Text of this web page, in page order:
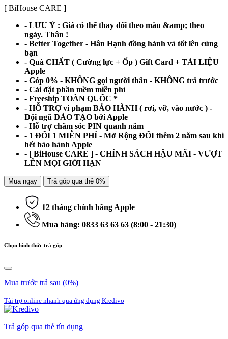
[ BiHouse CARE ]
- LƯU Ý : Giá có thể thay đổi theo màu &amp; theo
ngày. Thân !
- Better Together - Hân Hạnh đồng hành và tốt lên cùng
bạn
- Quà CHẤT ( Cường lực + Ốp ) Gift Card + TÀI LIỆU
Apple
- Góp 0% - KHÔNG gọi người thân - KHÔNG trả trước
- Cài đặt phần mềm miễn phí
- Freeship TOÀN QUỐC *
- HỖ TRỢ vi phạm BẢO HÀNH ( rơi, vỡ, vào nước ) -
Đội ngũ ĐÀO TẠO bởi Apple
- Hỗ trợ chăm sóc PIN quanh năm
- 1 ĐỔI 1 MIỄN PHÍ - Mở Rộng ĐỔI thêm 2 năm sau khi
hết bảo hành Apple
- [ BiHouse CARE ] - CHÍNH SÁCH HẬU MÃI - VƯỢT
LÊN MỌI GIỚI HẠN
Mua ngay Trả góp qua thẻ 0%
12 tháng chính hãng Apple
Mua hàng: 0833 63 63 63 (8:00 - 21:30)
Chọn hình thức trả góp
Mua trước trả sau (0%)
Tài trợ online nhanh qua ứng dụng Kredivo
Trả góp qua thẻ tín dụng